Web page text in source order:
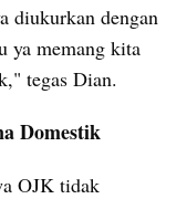
diukurkan dengan
ya memang kita
tegas Dian.
Domestik
OJK tidak